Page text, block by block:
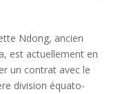
Ndong, ancien
est actuellement en
un contrat avec le
division équato-